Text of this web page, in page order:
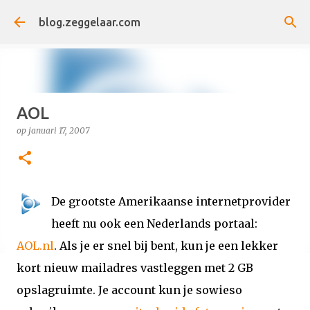
Doorgaan naar hoofdcontent
blog.zeggelaar.com
AOL
op januari 17, 2007
De grootste Amerikaanse internetprovider
heeft nu ook een Nederlands portaal:
AOL.nl. Als je er snel bij bent, kun je een lekker
kort nieuw mailadres vastleggen met 2 GB
opslagruimte. Je account kun je sowieso